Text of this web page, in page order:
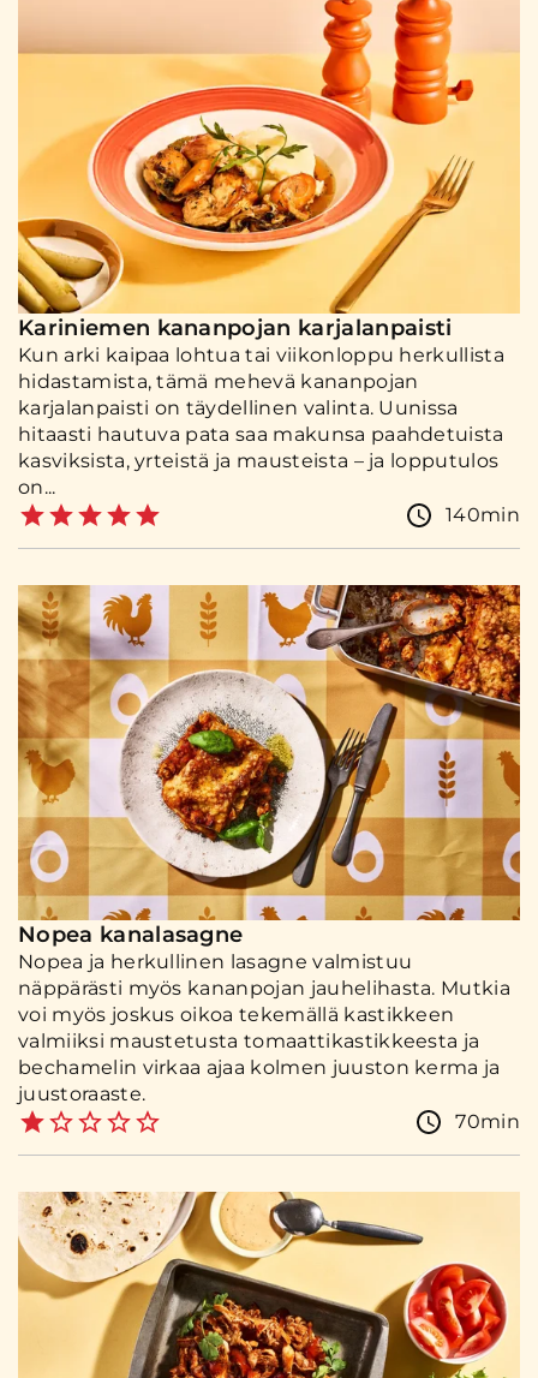
Kariniemen kananpojan karjalanpaisti
Kun arki kaipaa lohtua tai viikonloppu herkullista
hidastamista, tämä mehevä kananpojan
karjalanpaisti on täydellinen valinta. Uunissa
hitaasti hautuva pata saa makunsa paahdetuista
kasviksista, yrteistä ja mausteista – ja lopputulos
on...
140min
Nopea kanalasagne
Nopea ja herkullinen lasagne valmistuu
näppärästi myös kananpojan jauhelihasta. Mutkia
voi myös joskus oikoa tekemällä kastikkeen
valmiiksi maustetusta tomaattikastikkeesta ja
bechamelin virkaa ajaa kolmen juuston kerma ja
juustoraaste.
70min